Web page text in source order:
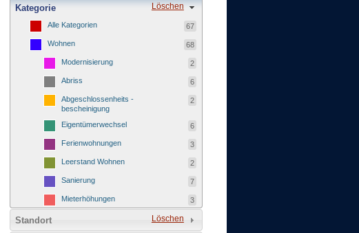
Löschen
Kategorie
Alle Kategorien 67
Wohnen 68
Modernisierung 2
Abriss 6
Abgeschlossenheits -
bescheinigung
2
Eigentümerwechsel 6
Ferienwohnungen 3
Leerstand Wohnen 2
Sanierung 7
Mieterhöhungen 3
27
Löschen
Standort